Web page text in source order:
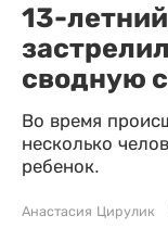
13-
сводную
Во время
несколько
ребенок.
Анастасия Цирулик